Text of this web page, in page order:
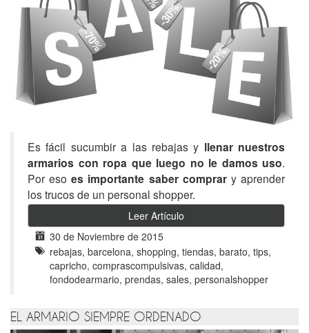
Es fácil sucumbir a las rebajas y llenar nuestros
armarios con ropa que luego no le damos uso.
Por esoes importante saber comprary aprender
los trucos de un personal shopper.
Leer Artículo
30 de Noviembre de 2015
rebajas, barcelona, shopping, tiendas, barato, tips,
capricho, comprascompulsivas, calidad,
fondodearmario, prendas, sales, personalshopper
EL ARMARIO SIEMPRE ORDENADO